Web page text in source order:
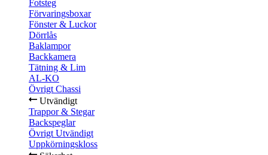
Fotsteg
Förvaringsboxar
Fönster & Luckor
Dörrlås
Baklampor
Backkamera
Tätning & Lim
AL-KO
Övrigt Chassi
Utvändigt
Trappor & Stegar
Backspeglar
Övrigt Utvändigt
Uppkörningskloss